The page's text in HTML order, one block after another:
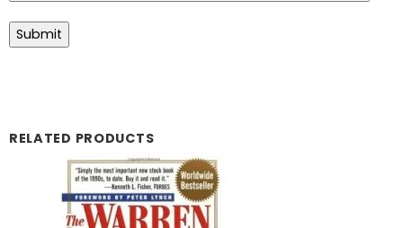
RELATED PRODUCTS